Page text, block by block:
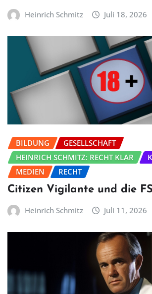
Heinrich Schmitz Juli 18, 2026
BILDUNG
GESELLSCHAFT
HEINRICH SCHMITZ: RECHT KLAR
MEDIEN
RECHT
Citizen Vigilante und die
Heinrich Schmitz Juli 11, 2026